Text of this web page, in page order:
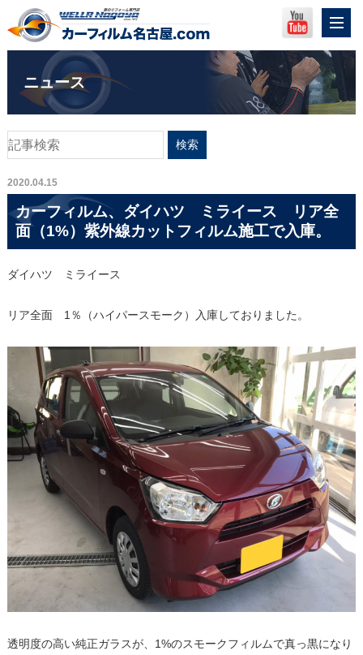
ニュース
2020.04.15
カーフィルム、ダイハツ ミライース リア全
面（1%）紫外線カットフィルム施工で入庫。
ダイハツ ミライース
リア全面 1％（ハイパースモーク）入庫しておりました。
透明度の高い純正ガラスが、1%のスモークフィルムで真っ黒になり